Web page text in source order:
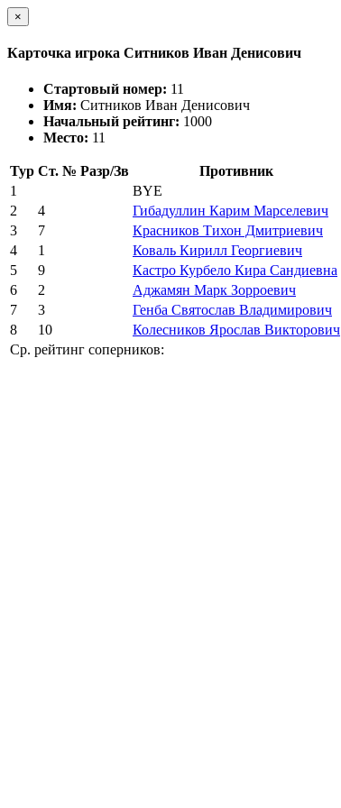
×
Карточка игрока Ситников Иван Денисович
Стартовый номер: 11
Имя: Ситников Иван Денисович
Начальный рейтинг: 1000
Место: 11
Тур Ст. № Разр/Зв Противник
1
BYE
2
4 Гибадуллин Карим Марселевич
3
7 Красников Тихон Дмитриевич
4
1 Коваль Кирилл Георгиевич
5
9 Кастро Курбело Кира Сандиевна
6
2 Аджамян Марк Зорроевич
7
3 Генба Святослав Владимирович
8
10 Колесников Ярослав Викторович
Ср. рейтинг соперников: